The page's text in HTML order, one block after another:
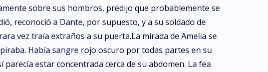
sobre sus hombros, predijo que probablemente se
reconoció a Dante, por supuesto, y a su soldado de
vez traía extraños a su puerta.La mirada de Amelia se
Había sangre rojo oscuro por todas partes en su
estar concentrada cerca de su abdomen. La fea